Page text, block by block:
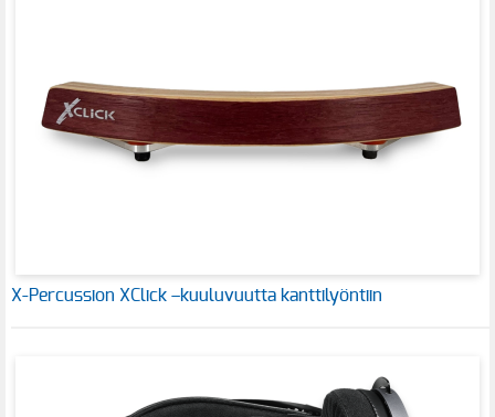
X-Percussion XClick –kuuluvuutta kanttilyöntiin